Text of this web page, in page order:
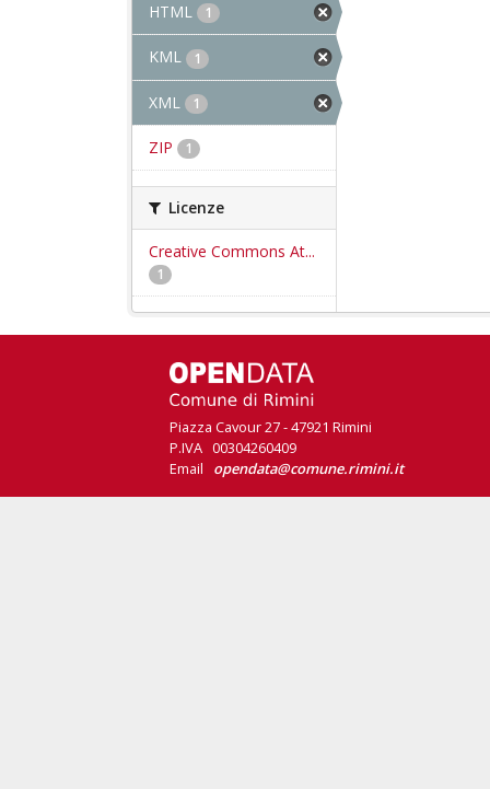
HTML 1
KML 1
XML 1
ZIP 1
Licenze
Creative Commons At...
1
Piazza Cavour 27 - 47921 Rimini
P.IVA 00304260409
Email opendata@comune.rimini.it